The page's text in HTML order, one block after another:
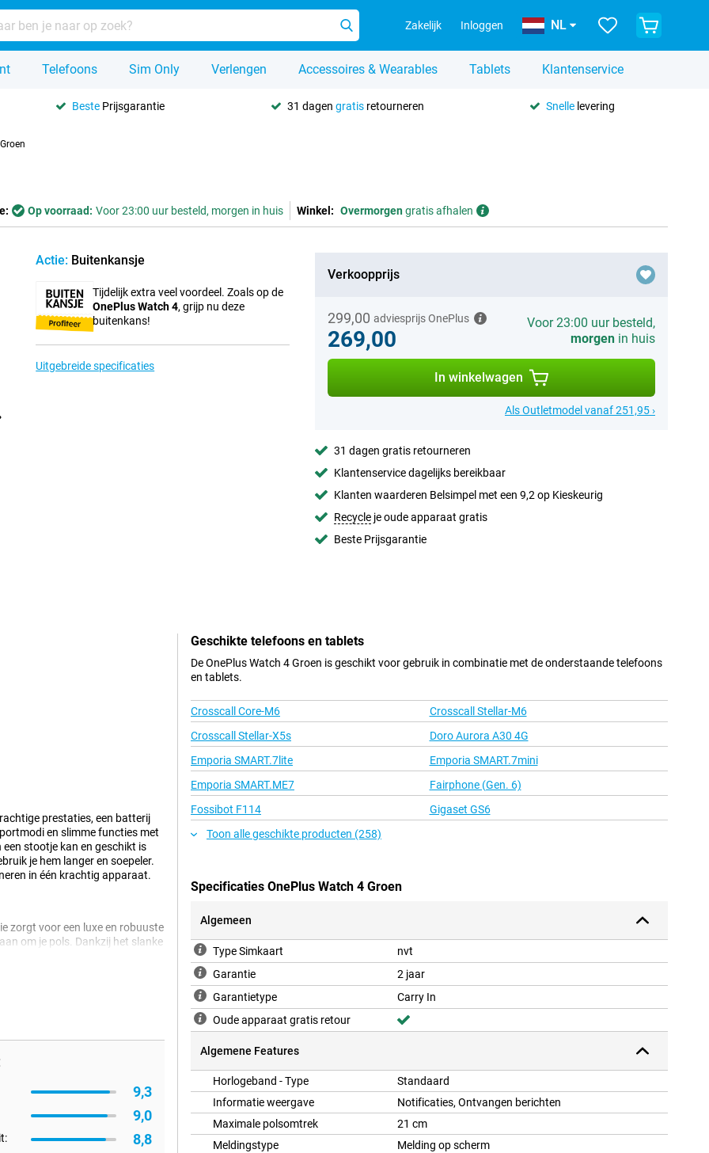
Zakelijk Inloggen NL
Telefoons Sim Only Verlengen Accessoires & Wearables Tablets Klantenservice
Beste Prijsgarantie 31 dagen gratisretourneren Snellelevering
Op voorraad: Voor 23:00 uur besteld, morgen in huis Winkel: Overmorgengratis afhalen
Actie: Buitenkansje
Tijdelijk extra veel voordeel. Zoals op de
OnePlus Watch 4, grijp nu deze
buitenkans!
Uitgebreide specificaties
Verkoopprijs
299,00 adviesprijs OnePlus
269,00
Voor 23:00 uur besteld,
morgenin huis
In winkelwagen
Als Outletmodel vanaf 251,95 ›
31 dagen gratis retourneren
Klantenservice dagelijks bereikbaar
Klanten waarderen Belsimpel met een 9,2 op Kieskeurig
Recycleje oude apparaat gratis
Beste Prijsgarantie
prestaties, een batterij
en slimme functies met
stootje kan en geschikt is
je hem langer en soepeler.
in één krachtig apparaat.
zorgt voor een luxe en robuuste
om je pols. Dankzij het slanke
bestand tegen water, stof
functies. Deze slimme
van de batterij. Alles werkt
9,3
9,0
8,8
Geschikte telefoons en tablets
De OnePlus Watch 4 Groen is geschikt voor gebruik in combinatie met de onderstaande telefoons
en tablets.
Crosscall Core-M6
Crosscall Stellar-M6
Crosscall Stellar-X5s
Doro Aurora A30 4G
Emporia SMART.7lite
Emporia SMART.7mini
Emporia SMART.ME7
Fairphone (Gen. 6)
Fossibot F114
Gigaset GS6
Toon alle geschikte producten (258)
Specificaties OnePlus Watch 4 Groen
Algemeen
Type Simkaart
nvt
Garantie
2 jaar
Garantietype
Carry In
Oude apparaat gratis retour
Algemene Features
Horlogeband - Type
Standaard
Informatie weergave
Notificaties, Ontvangen berichten
Maximale polsomtrek
21 cm
Meldingstype
Melding op scherm